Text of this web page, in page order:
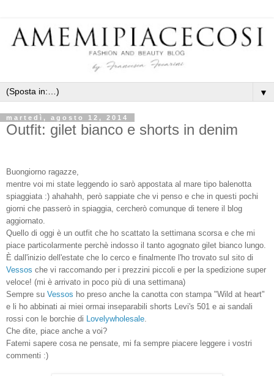
▼
martedì, agosto 12, 2014
Outfit: gilet bianco e shorts in denim
Buongiorno ragazze,
mentre voi mi state leggendo io sarò appostata al mare tipo balenotta
spiaggiata :) ahahahh, però sappiate che vi penso e che in questi pochi
giorni che passerò in spiaggia, cercherò comunque di tenere il blog
aggiornato.
Quello di oggi è un outfit che ho scattato la settimana scorsa e che mi
piace particolarmente perchè indosso il tanto agognato gilet bianco lungo.
È dall'inizio dell'estate che lo cerco e finalmente l'ho trovato sul sito di
Vessos che vi raccomando per i prezzini piccoli e per la spedizione super
veloce! (mi è arrivato in poco più di una settimana)
Sempre su Vessos ho preso anche la canotta con stampa "Wild at heart"
e li ho abbinati ai miei ormai inseparabili shorts Levi's 501 e ai sandali
rossi con le borchie di
Lovelywholesale
Che dite, piace anche a voi?
Fatemi sapere cosa ne pensate, mi fa sempre piacere leggere i vostri
commenti :)